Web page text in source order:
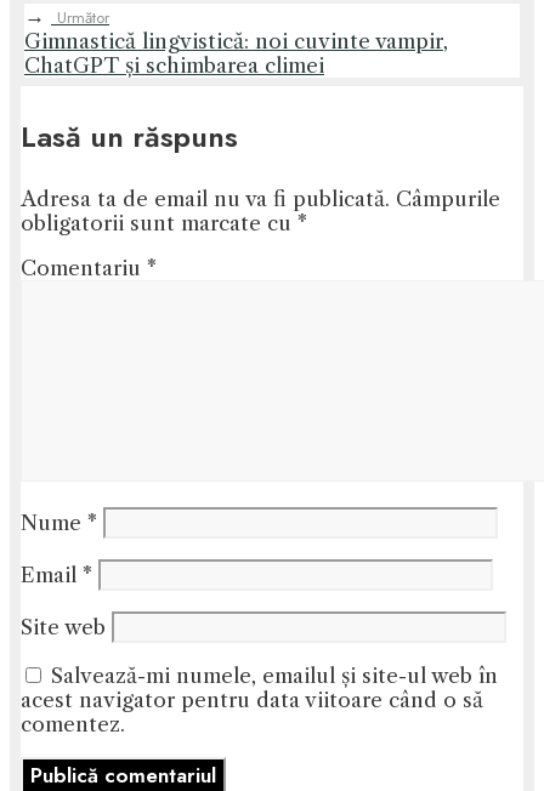
→
Următor
Gimnastică lingvistică: noi cuvinte vampir,
ChatGPT și schimbarea climei
Lasă un răspuns
Adresa ta de email nu va fi publicată. Câmpurile
obligatorii sunt marcate cu *
Comentariu *
Nume *
Email *
Site web
Salvează-mi numele, emailul și site-ul web în
acest navigator pentru data viitoare când o să
comentez.